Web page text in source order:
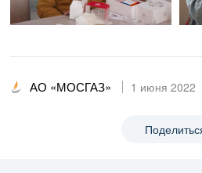
АО «МОСГАЗ» 1 июня 2022